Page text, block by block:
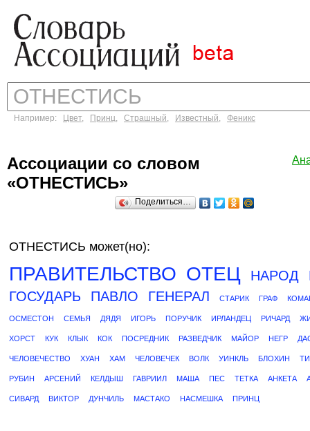
Например: Цвет, Принц, Страшный, Известный, Феникс
Ассоциации со словом
«ОТНЕСТИСЬ»
Поделиться…
ОТНЕСТИСЬ может(но):
ПРАВИТЕЛЬСТВО ОТЕЦ НАРОД
ГОСУДАРЬ
ПАВЛО ГЕНЕРАЛ СТАРИК ГРАФ
ОСМЕСТОН СЕМЬЯ ДЯДЯ ИГОРЬ ПОРУЧИК ИРЛАНДЕЦ РИЧАРД
ХОРСТ КУК КЛЫК КОК ПОСРЕДНИК РАЗВЕДЧИК МАЙОР НЕГР
ЧЕЛОВЕЧЕСТВО ХУАН ХАМ ЧЕЛОВЕЧЕК ВОЛК УИНКЛЬ БЛОХИН
РУБИН АРСЕНИЙ КЕЛДЫШ ГАВРИИЛ МАША ПЕС ТЕТКА АНКЕТА
СИВАРД ВИКТОР ДУНЧИЛЬ МАСТАКО НАСМЕШКА ПРИНЦ